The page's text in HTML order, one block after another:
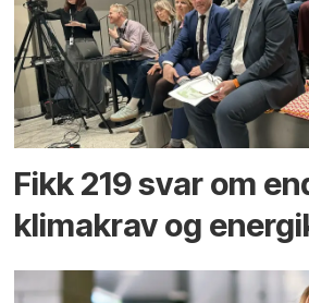
Fikk 219 svar om
klimakrav og